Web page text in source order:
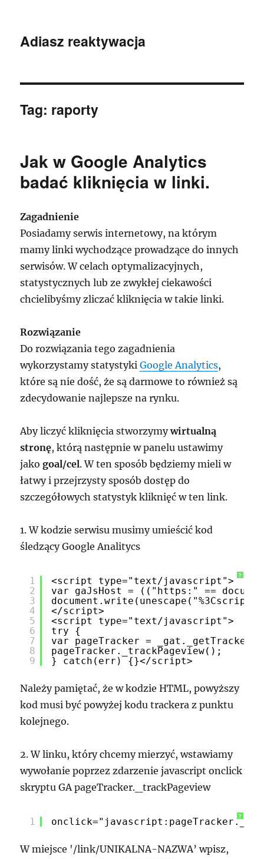
Adiasz reaktywacja
Tag: raporty
Jak w Google Analytics
badać kliknięcia w linki.
Zagadnienie
Posiadamy serwis internetowy, na którym
mamy linki wychodzące prowadzące do innych
serwisów. W celach optymalizacyjnych,
statystycznych lub ze zwykłej ciekawości
chcielibyśmy zliczać kliknięcia w takie linki.
Rozwiązanie
Do rozwiązania tego zagadnienia
wykorzystamy statystykiGoogle Analytics,
które są nie dość, że są darmowe to również są
zdecydowanie najlepsze na rynku.
Aby liczyć kliknięcia stworzymywirtualną
stronę, którą następnie w panelu ustawimy
jako goal/cel. W ten sposób będziemy mieli w
łatwy i przejrzysty sposób dostęp do
szczegółowych statystyk kliknięć w ten link.
1. W kodzie serwisu musimy umieścić kod
śledzący Google Analitycs
?
1
2
3
4
5
6
7
8
9
<script type="text/javascript">
var gaJsHost = (("https:" ==
</script>
<script type="text/javascript">
try {
var pageTracker =
pageTracker._trackPageview();
} catch(err) {}</script>
Należy pamiętać, że w kodzie HTML, powyższy
kod musi być powyżej kodu trackera z punktu
kolejnego.
2. W linku, który chcemy mierzyć, wstawiamy
wywołanie poprzez zdarzenie javascript onclick
skryptu GA pageTracker._trackPageview
?
1
W miejsce '/link/UNIKALNA-NAZWA’ wpisz,